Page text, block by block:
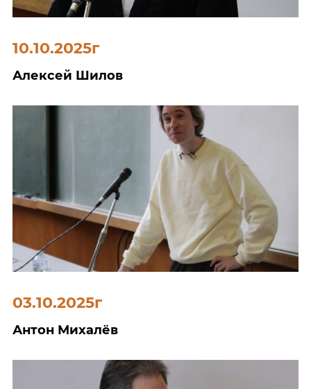
10.10.2025г
Алексей Шилов
03.10.2025г
Антон Михалёв